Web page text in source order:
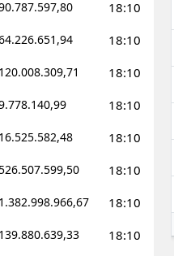
18:10
18:10
120.008.309,71 18:10
18:10
16.525.582,48 18:10
18:10
1.382.998.966,67 18:10
139.880.639,33 18:10